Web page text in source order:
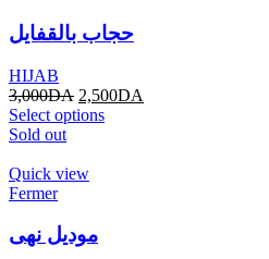
حجاب بالقفايل
HIJAB
3,000DA 2,500DA
Select options
Sold out
Quick view
Fermer
موديل نهى